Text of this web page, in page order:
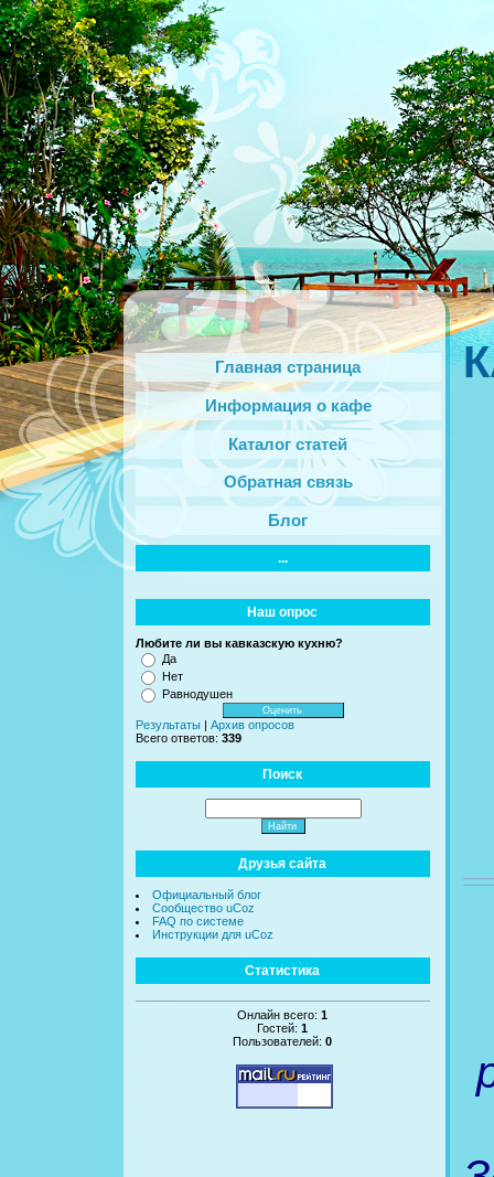
Главная страница
Информация о кафе
Каталог статей
Обратная связь
Блог
...
Наш опрос
Любите ли вы кавказскую кухню?
Да
Нет
Равнодушен
Результаты | Архив опросов
Всего ответов: 339
Поиск
Друзья сайта
Официальный блог
Сообщество uCoz
FAQ по системе
Инструкции для uCoz
Статистика
Онлайн всего:1
Гостей:1
Пользователей:0